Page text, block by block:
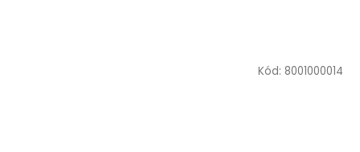
Kód: 8001000014